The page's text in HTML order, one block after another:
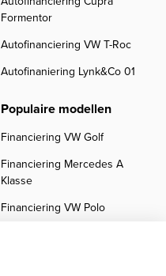
Formentor
Autofinanciering VW T-Roc
Autofinaniering Lynk&Co 01
Populaire modellen
Financiering VW Golf
Financiering Mercedes A
Klasse
Financiering VW Polo